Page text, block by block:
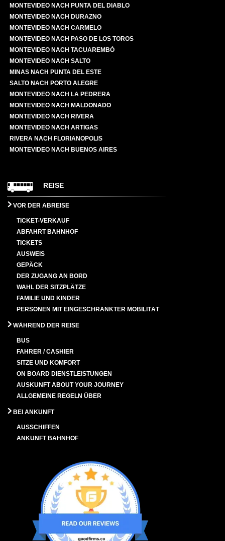
MONTEVIDEO NACH PUNTA DEL DIABLO
MONTEVIDEO NACH DURAZNO
MONTEVIDEO NACH CARMELO
MONTEVIDEO NACH PASO DE LOS TOROS
MONTEVIDEO NACH TACUAREMBÓ
MONTEVIDEO NACH SALTO
MINAS NACH PUNTA DEL ESTE
SALTO NACH PORTO ALEGRE
MONTEVIDEO NACH LA PEDRERA
MONTEVIDEO NACH MALDONADO
MONTEVIDEO NACH RIVERA
MONTEVIDEO NACH ARTIGAS
RIVERA NACH FLORIANOPOLIS
MONTEVIDEO NACH BUENOS AIRES
REISE
VOR DER ABREISE
TICKET-VERKAUF
ABFAHRT BAHNHOF
TICKETS
AUSWEIS
GEPÄCK
DER ZUGANG AN BORD
WAHL DER SITZPLÄTZE
FAMILIE UND KINDER
PERSONEN MIT EINGESCHRÄNKTER MOBILITÄT
WÄHREND DER REISE
BUS
FAHRER / CASHIER
SITZE UND KOMFORT
ON BOARD DIENSTLEISTUNGEN
AUSKUNFT ABOUT YOUR JOURNEY
ALLGEMEINE REGELN ÜBER
BEI ANKUNFT
AUSSCHIFFEN
ANKUNFT BAHNHOF